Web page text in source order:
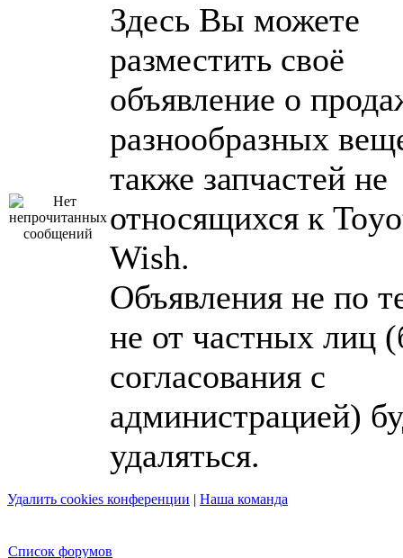
Здесь Вы можете
разместить своё
объявление о
разнообразных
также запчастей не
относящихся к
Wish.
Объявления не по
не от частных лиц
согласования с
администрацией)
удаляться.
Удалить cookies конференции | Наша команда
Список форумов